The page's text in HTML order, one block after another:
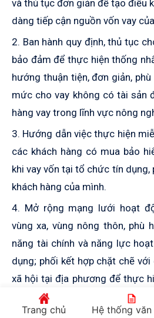
và thủ tục đơn giản để tạo điều
dàng tiếp cận nguồn vốn vay
2. Ban hành quy định, thủ tục
bảo đảm để thực hiện thống
hướng thuận tiện, đơn giản,
mức cho vay không có tài sản
hàng vay trong lĩnh vực nông
3. Hướng dẫn việc thực hiện
các khách hàng có mua bảo
khi vay vốn tại tổ chức tín dụng,
khách hàng của mình.
4. Mở rộng mạng lưới hoạt
vùng xa, vùng nông thôn, phù
năng tài chính và năng lực
dụng; phối kết hợp chặt chẽ
xã hội tại địa phương để thực
vay và giám sát quá trình sử
hàng.
Trang chủ Hệ thống văn